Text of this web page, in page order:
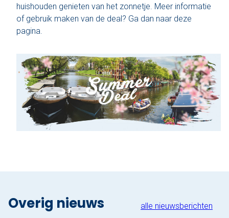
Vecht
Tarieven
Lidmaatschap
Bedrijfsuitjes op het water!
Alle evenementen
Cadeaubon
Klassieke sloep
huishouden genieten van het zonnetje. Meer informatie
of gebruik maken van de deal? Ga dan naar deze
pagina.
Overig nieuws alle nieuwsberichten